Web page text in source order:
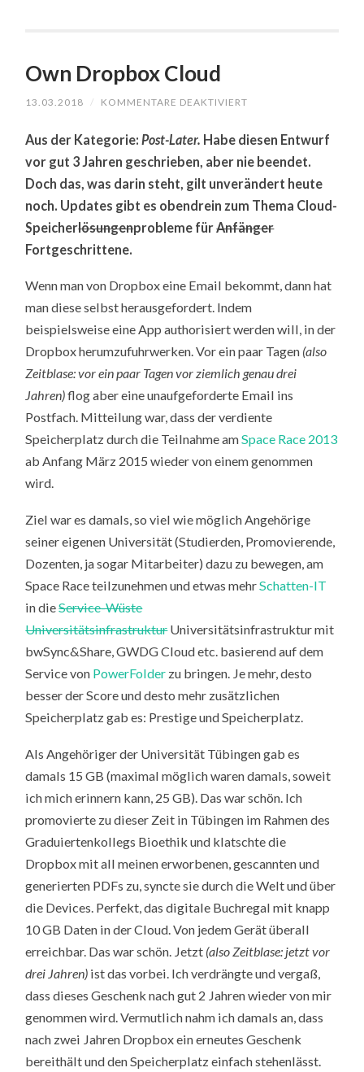
Own Dropbox Cloud
13.03.2018 / KOMMENTARE DEAKTIVIERT
CLOUD
Aus der Kategorie: Post-Later. Habe diesen Entwurf
vor gut 3 Jahren geschrieben, aber nie beendet.
Doch das, was darin steht, gilt unverändert heute
noch. Updates gibt es obendrein zum Thema Cloud-
Speicherlösungenprobleme fürAnfänger
Fortgeschrittene.
Wenn man von Dropbox eine Email bekommt, dann hat
man diese selbst herausgefordert. Indem
beispielsweise eine App authorisiert werden will, in der
Dropbox herumzufuhrwerken. Vor ein paar Tagen (also
Zeitblase: vor ein paar Tagen vor ziemlich genau drei
Jahren)flog aber eine unaufgeforderte Email ins
Postfach. Mitteilung war, dass der verdiente
Speicherplatz durch die Teilnahme amSpace Race 2013
ab Anfang März 2015 wieder von einem genommen
wird.
Ziel war es damals, so viel wie möglich Angehörige
seiner eigenen Universität (Studierden, Promovierende,
Dozenten, ja sogar Mitarbeiter) dazu zu bewegen, am
Space Race teilzunehmen und etwas mehrSchatten-IT
in dieService-Wüste
UniversitätsinfrastrukturUniversitätsinfrastruktur mit
bwSync&Share, GWDG Cloud etc. basierend auf dem
Service von PowerFolder zu bringen. Je mehr, desto
besser der Score und desto mehr zusätzlichen
Speicherplatz gab es: Prestige und Speicherplatz.
Als Angehöriger der Universität Tübingen gab es
damals 15 GB (maximal möglich waren damals, soweit
ich mich erinnern kann, 25 GB). Das war schön. Ich
promovierte zu dieser Zeit in Tübingen im Rahmen des
Graduiertenkollegs Bioethik und klatschte die
Dropbox mit all meinen erworbenen, gescannten und
generierten PDFs zu, syncte sie durch die Welt und über
die Devices. Perfekt, das digitale Buchregal mit knapp
10 GB Daten in der Cloud. Von jedem Gerät überall
erreichbar. Das war schön. Jetzt (also Zeitblase: jetzt vor
drei Jahren) ist das vorbei. Ich verdrängte und vergaß,
dass dieses Geschenk nach gut 2 Jahren wieder von mir
genommen wird. Vermutlich nahm ich damals an, dass
nach zwei Jahren Dropbox ein erneutes Geschenk
bereithält und den Speicherplatz einfach stehenlässt.